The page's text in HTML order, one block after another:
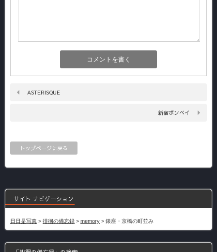
ASTERISQUE
新宿ボンベイ
トップページに戻る
サイト ナビゲーション
日日是写真 > 徘徊の備忘録 > memory > 銀座・京橋の町並み